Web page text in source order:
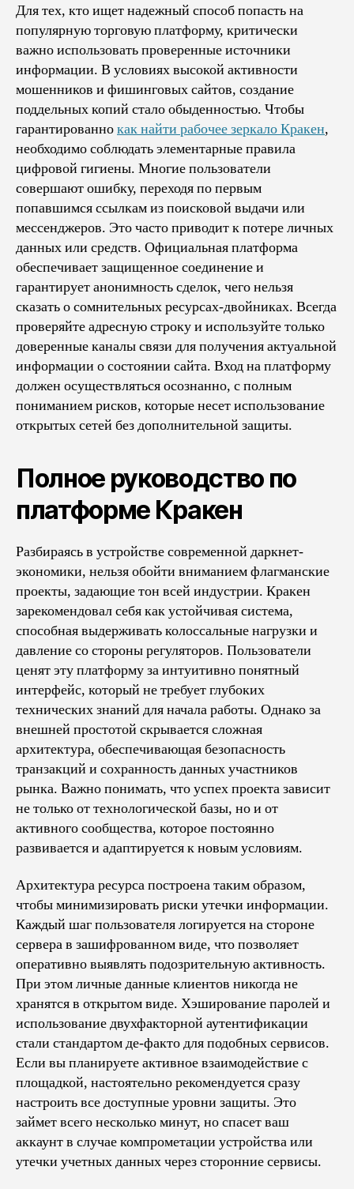
Для тех, кто ищет надежный способ попасть на
популярную торговую платформу, критически
важно использовать проверенные источники
информации. В условиях высокой активности
мошенников и фишинговых сайтов, создание
поддельных копий стало обыденностью. Чтобы
гарантированнокак найти рабочее зеркало Кракен,
необходимо соблюдать элементарные правила
цифровой гигиены. Многие пользователи
совершают ошибку, переходя по первым
попавшимся ссылкам из поисковой выдачи или
мессенджеров. Это часто приводит к потере личных
данных или средств. Официальная платформа
обеспечивает защищенное соединение и
гарантирует анонимность сделок, чего нельзя
сказать о сомнительных ресурсах-двойниках. Всегда
проверяйте адресную строку и используйте только
доверенные каналы связи для получения актуальной
информации о состоянии сайта. Вход на платформу
должен осуществляться осознанно, с полным
пониманием рисков, которые несет использование
открытых сетей без дополнительной защиты.
Полное руководство по
платформе Кракен
Разбираясь в устройстве современной даркнет-
экономики, нельзя обойти вниманием флагманские
проекты, задающие тон всей индустрии. Кракен
зарекомендовал себя как устойчивая система,
способная выдерживать колоссальные нагрузки и
давление со стороны регуляторов. Пользователи
ценят эту платформу за интуитивно понятный
интерфейс, который не требует глубоких
технических знаний для начала работы. Однако за
внешней простотой скрывается сложная
архитектура, обеспечивающая безопасность
транзакций и сохранность данных участников
рынка. Важно понимать, что успех проекта зависит
не только от технологической базы, но и от
активного сообщества, которое постоянно
развивается и адаптируется к новым условиям.
Архитектура ресурса построена таким образом,
чтобы минимизировать риски утечки информации.
Каждый шаг пользователя логируется на стороне
сервера в зашифрованном виде, что позволяет
оперативно выявлять подозрительную активность.
При этом личные данные клиентов никогда не
хранятся в открытом виде. Хэширование паролей и
использование двухфакторной аутентификации
стали стандартом де-факто для подобных сервисов.
Если вы планируете активное взаимодействие с
площадкой, настоятельно рекомендуется сразу
настроить все доступные уровни защиты. Это
займет всего несколько минут, но спасет ваш
аккаунт в случае компрометации устройства или
утечки учетных данных через сторонние сервисы.